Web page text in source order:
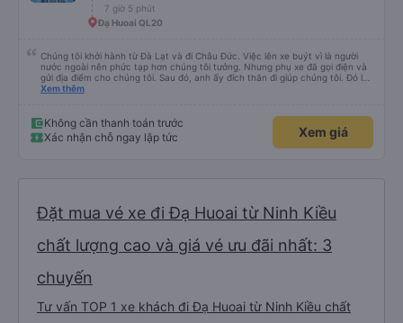
7 giờ 5 phút
Đạ Huoai QL20
Chúng tôi khởi hành từ Đà Lạt và đi Châu Đức. Việc lên xe buýt vì là người
nước ngoài nên phức tạp hơn chúng tôi tưởng. Nhưng phụ xe đã gọi điện và
gửi địa điểm cho chúng tôi. Sau đó, anh ấy đích thân đi giúp chúng tôi. Đó là
lần đầu tiên đi xe giường nằm với hai đứa trẻ nhỏ khá thú vị. Chúng tôi không
điểm dừng, họ đánh thức chúng tôi dậy và đảm bảo chúng tôi đã sẵn sàng.
Nhìn chung, đó là một trải nghiệm tốt. Mỗi giường đều có gối và chăn, và đủ
chỗ cho 1 người lớn và 1 trẻ em nằm thoải mái.
Xem thêm
Không cần thanh toán trước
Xác nhận chỗ ngay lập tức
Xem giá
Đặt mua vé xe đi Đạ Huoai từ Ninh Kiều
chất lượng cao và giá vé ưu đãi nhất: 3
chuyến
Tư vấn TOP 1 xe khách đi Đạ Huoai từ Ninh Kiều chất